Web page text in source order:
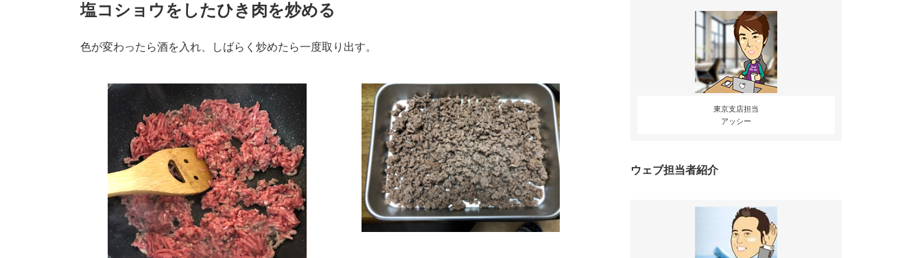
塩コショウをしたひき肉を炒める
色が変わったら酒を入れ、しばらく炒めたら一度取り出す。
東京支店担当
アッシー
ウェブ担当者紹介